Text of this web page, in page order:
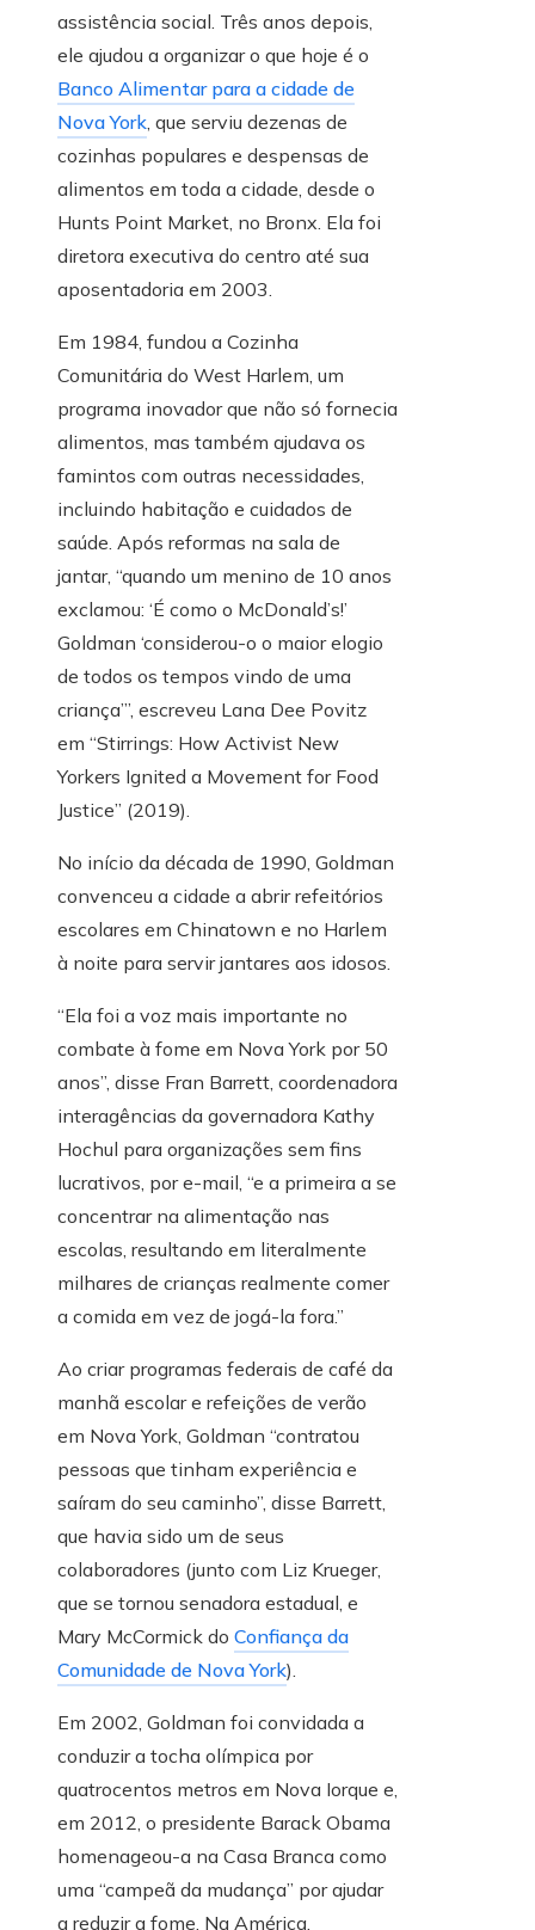
assistência social. Três anos depois,
ele ajudou a organizar o que hoje é o
Banco Alimentar para a cidade de
Nova York, que serviu dezenas de
cozinhas populares e despensas de
alimentos em toda a cidade, desde o
Hunts Point Market, no Bronx. Ela foi
diretora executiva do centro até sua
aposentadoria em 2003.
Em 1984, fundou a Cozinha
Comunitária do West Harlem, um
programa inovador que não só fornecia
alimentos, mas também ajudava os
famintos com outras necessidades,
incluindo habitação e cuidados de
saúde. Após reformas na sala de
jantar, “quando um menino de 10 anos
exclamou: ‘É como o McDonald’s!’
Goldman ‘considerou-o o maior elogio
de todos os tempos vindo de uma
criança’”, escreveu Lana Dee Povitz
em “Stirrings: How Activist New
Yorkers Ignited a Movement for Food
Justice” (2019).
No início da década de 1990, Goldman
convenceu a cidade a abrir refeitórios
escolares em Chinatown e no Harlem
à noite para servir jantares aos idosos.
“Ela foi a voz mais importante no
combate à fome em Nova York por 50
anos”, disse Fran Barrett, coordenadora
interagências da governadora Kathy
Hochul para organizações sem fins
lucrativos, por e-mail, “e a primeira a se
concentrar na alimentação nas
escolas, resultando em literalmente
milhares de crianças realmente comer
a comida em vez de jogá-la fora.”
Ao criar programas federais de café da
manhã escolar e refeições de verão
em Nova York, Goldman “contratou
pessoas que tinham experiência e
saíram do seu caminho”, disse Barrett,
que havia sido um de seus
colaboradores (junto com Liz Krueger,
que se tornou senadora estadual, e
Mary McCormick do Confiança da
Comunidade de Nova York).
Em 2002, Goldman foi convidada a
conduzir a tocha olímpica por
quatrocentos metros em Nova Iorque e,
em 2012, o presidente Barack Obama
homenageou-a na Casa Branca como
uma “campeã da mudança” por ajudar
a reduzir a fome. Na América.